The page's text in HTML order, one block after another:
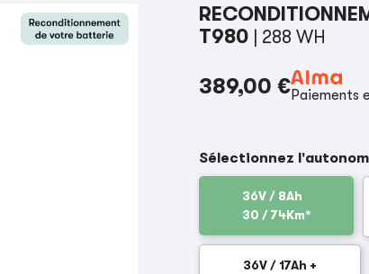
T980
| 288 WH
389,00 €Paiements
Sélectionnez
36V / 8Ah
30 / 74Km*
36V / 17Ah +